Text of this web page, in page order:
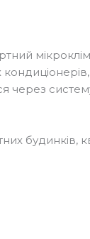
через
будинків,